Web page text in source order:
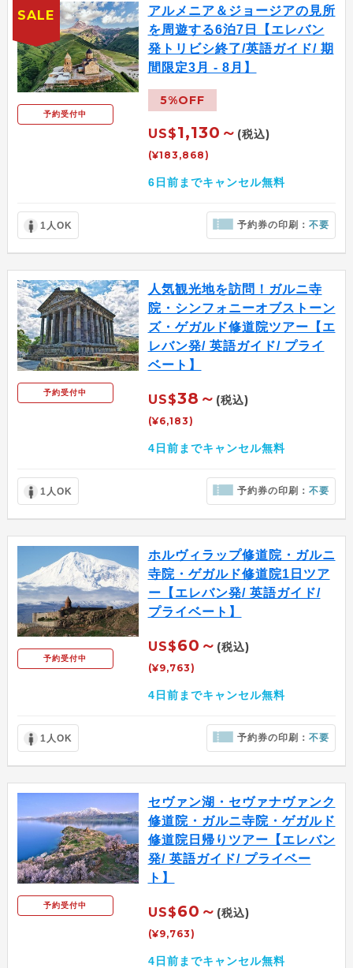
予約受付中
アルメニア＆ジョージアの見所
を周遊する6泊7日【エレバン
発トリビシ終了/英語ガイド/ 期
間限定3月 - 8月】
5%OFF
US$1,130～ (税込)
(¥183,868)
6日前までキャンセル無料
1人OK 予約券の印刷：不要
SALE
予約受付中
人気観光地を訪問！ガルニ寺
院・シンフォニーオブストーン
ズ・ゲガルド修道院ツアー【エ
レバン発/ 英語ガイド/ プライ
ベート】
US$38～ (税込)
(¥6,183)
4日前までキャンセル無料
1人OK 予約券の印刷：不要
予約受付中
ホルヴィラップ修道院・ガルニ
寺院・ゲガルド修道院1日ツア
ー【エレバン発/ 英語ガイド/
プライベート】
US$60～ (税込)
(¥9,763)
4日前までキャンセル無料
1人OK 予約券の印刷：不要
予約受付中
セヴァン湖・セヴァナヴァンク
修道院・ガルニ寺院・ゲガルド
修道院日帰りツアー【エレバン
発/ 英語ガイド/ プライベー
ト】
US$60～ (税込)
(¥9,763)
4日前までキャンセル無料